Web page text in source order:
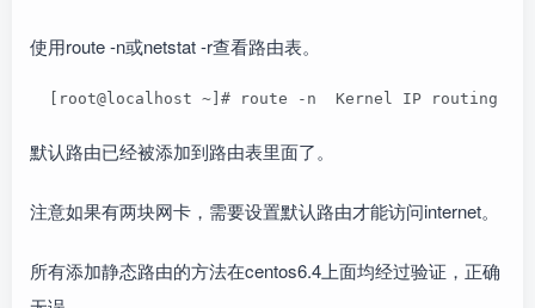
使用route -n或netstat -r查看路由表。
[root@localhost ~]# route -n  Kernel IP routing
默认路由已经被添加到路由表里面了。
注意如果有两块网卡，需要设置默认路由才能访问internet。
所有添加静态路由的方法在centos6.4上面均经过验证，正确